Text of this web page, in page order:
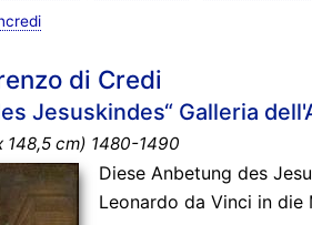
di Credi
Jesuskindes“ Galleria
148,5 cm) 1480-1490
Diese Anbetung des
Leonardo da Vinci in die